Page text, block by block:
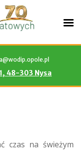
48-303 Nysa
czas na świeżym